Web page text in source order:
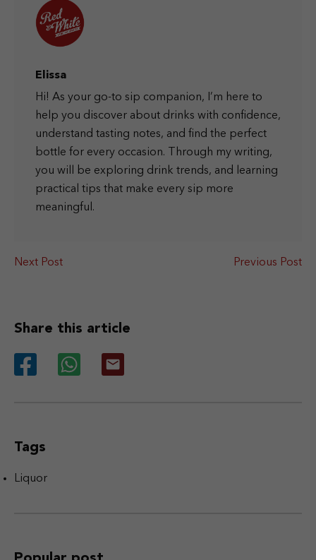
Elissa
Hi! As your go-to sip companion, I’m here to
help you discover about drinks with confidence,
understand tasting notes, and find the perfect
bottle for every occasion. Through my writing,
you will be exploring drink trends, and learning
practical tips that make every sip more
meaningful.
Next Post Previous Post
Share this article
Tags
Liquor